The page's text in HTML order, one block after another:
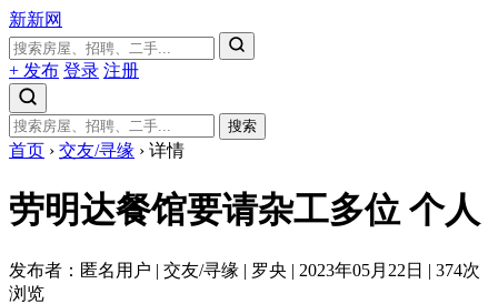
新新网
+ 发布 登录 注册
搜索
首页 › 交友/寻缘 › 详情
劳明达餐馆要请杂工多位个人
发布者：匿名用户 | 交友/寻缘 | 罗央 | 2023年05月22日 | 374次
浏览